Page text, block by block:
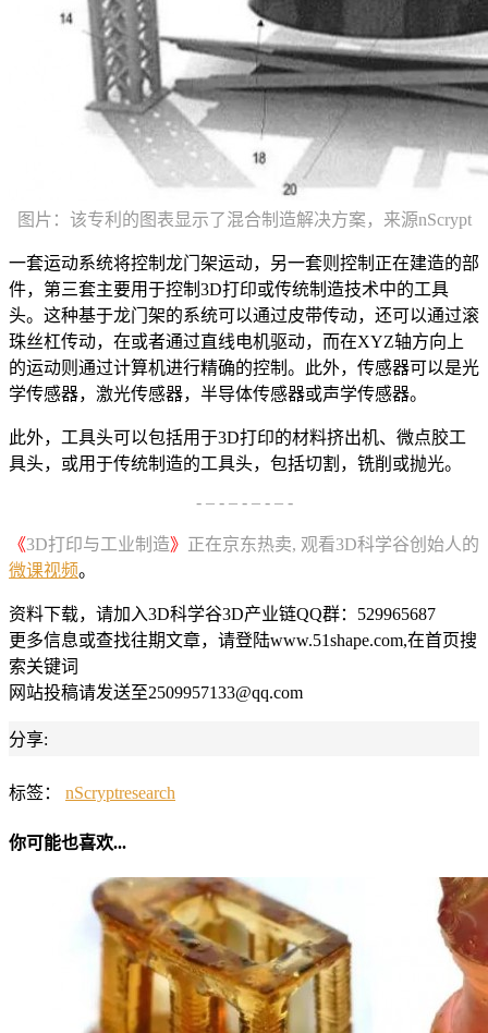
图片：该专利的图表显示了混合制造解决方案，来源nScrypt
一套运动系统将控制龙门架运动，另一套则控制正在建造的部
件，第三套主要用于控制3D打印或传统制造技术中的工具
头。这种基于龙门架的系统可以通过皮带传动，还可以通过滚
珠丝杠传动，在或者通过直线电机驱动，而在XYZ轴方向上
的运动则通过计算机进行精确的控制。此外，传感器可以是光
学传感器，激光传感器，半导体传感器或声学传感器。
此外，工具头可以包括用于3D打印的材料挤出机、微点胶工
具头，或用于传统制造的工具头，包括切割，铣削或抛光。
- – - – - – - – -
《3D打印与工业制造》 正在京东热卖, 观看3D科学谷创始人的
微课视频。
资料下载，请加入3D科学谷3D产业链QQ群：529965687
更多信息或查找往期文章，请登陆www.51shape.com,在首页搜
索关键词
网站投稿请发送至2509957133@qq.com
分享:
标签： nScryptresearch
你可能也喜欢...